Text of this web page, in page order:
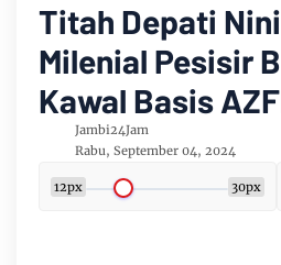
Titah Depati
Milenial Pesisir
Kawal Basis
Jambi24Jam
Rabu, September 04, 2024
12px 30px